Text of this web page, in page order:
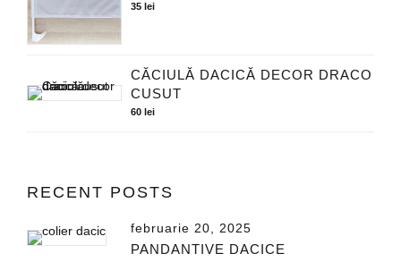
35 lei
CĂCIULĂ DACICĂ DECOR DRACO
CUSUT
60 lei
RECENT POSTS
februarie 20, 2025
PANDANTIVE DACICE